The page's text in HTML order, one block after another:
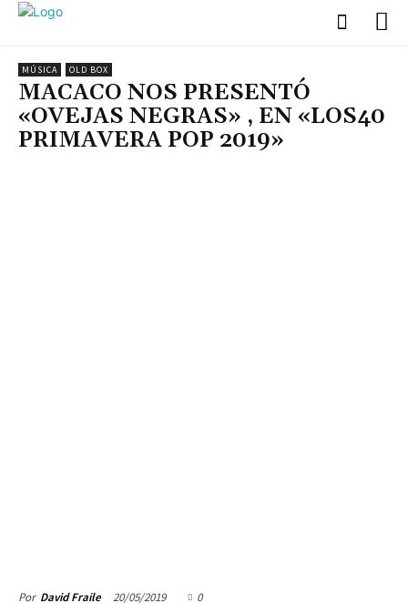
MÚSICA OLD BOX
MACACO NOS PRESENTÓ
«OVEJAS NEGRAS» , EN «LOS40
PRIMAVERA POP 2019»
Por David Fraile 20/05/2019 0